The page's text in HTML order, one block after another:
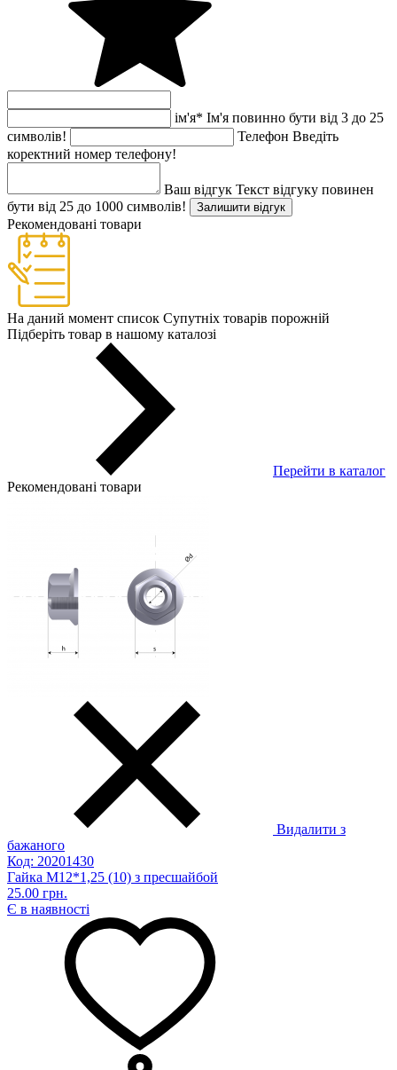
ім'я* Ім'я повинно бути від 3 до 25
символів!
Телефон Введіть
коректний номер телефону!
Ваш відгук Текст відгуку повинен
бути від 25 до 1000 символів!
Залишити відгук
Рекомендовані товари
На даний момент список Супутніх товарів порожній
Підберіть товар в нашому каталозі
Перейти в каталог
Рекомендовані товари
Видалити з
бажаного
Код: 20201430
Гайка М12*1,25 (10) з пресшайбой
25.00 грн.
Є в наявності